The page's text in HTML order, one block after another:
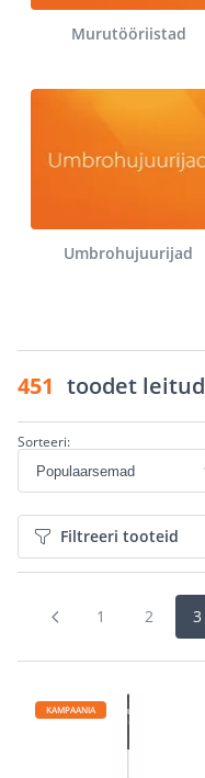
Murutööriistad
Umbrohujuurijad
451 toodet leitud
Sorteeri:
Filtreeri tooteid
1 2 3
KAMPAANIA